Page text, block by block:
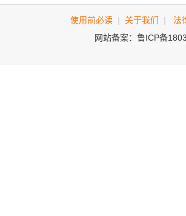
使用前必读 | 关于我们 |
法
网站备案：鲁ICP备